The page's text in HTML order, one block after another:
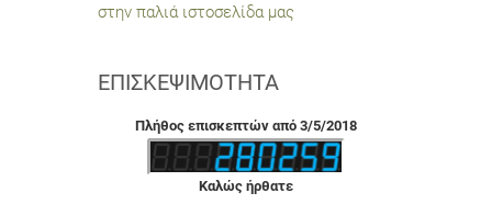
στην παλιά ιστοσελίδα μας
ΕΠΙΣΚΕΨΙΜΌΤΗΤΑ
Πλήθος επισκεπτών από 3/5/2018
Καλώς ήρθατε